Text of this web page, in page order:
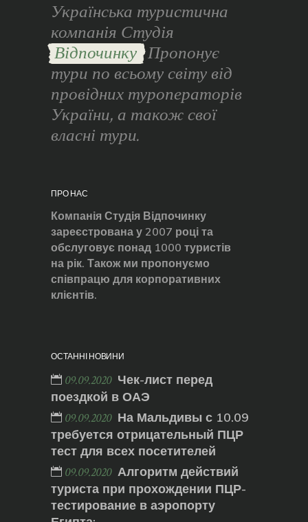
Українська туристична
компанія Студія
Відпочинку Пропонує
тури по всьому світу від
провідних туроператорів
України, а також свої
власні тури.
ПРО НАС
Компанія Студія Відпочинку
зареєстрована у 2007 році та
обслуговує понад 1000 туристів
на рік. Також ми пропонуємо
співпрацю для корпоративних
клієнтів.
ОСТАННІ НОВИНИ
09.09.2020 Чек-лист перед
поездкой в ОАЭ
09.09.2020 На Мальдивы с 10.09
требуется отрицательный ПЦР
тест для всех посетителей
09.09.2020 Алгоритм действий
туриста при прохождении ПЦР-
тестирование в аэропорту